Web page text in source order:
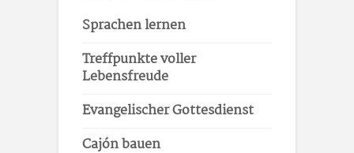
Sprachen lernen
Treffpunkte voller
Lebensfreude
Evangelischer Gottesdienst
Cajón bauen